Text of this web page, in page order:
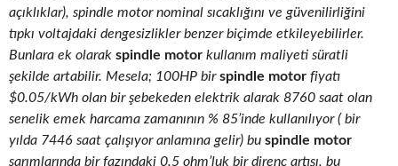
açıklıklar), spindle motor nominal sıcaklığını ve güvenilirliğini
tıpkı voltajdaki dengesizlikler benzer biçimde etkileyebilirler.
Bunlara ek olarak spindle motor kullanım maliyeti süratli
şekilde artabilir. Mesela; 100HP birspindle motor fiyatı
$0.05/kWh olan bir şebekeden elektrik alarak 8760 saat olan
senelik emek harcama zamanının % 85’inde kullanılıyor ( bir
yılda 7446 saat çalışıyor anlamına gelir) bu spindle motor
sarımlarında bir fazındaki 0.5 ohm’luk bir direnç artışı, bu